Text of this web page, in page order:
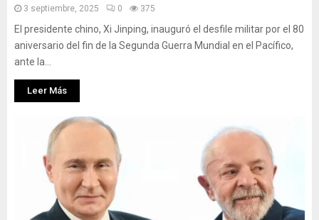
3 septiembre, 2025 0 375
El presidente chino, Xi Jinping, inauguró el desfile militar por el 80
aniversario del fin de la Segunda Guerra Mundial en el Pacífico,
ante la...
Leer Más